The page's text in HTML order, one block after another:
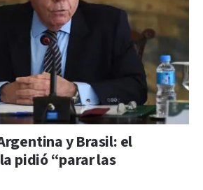
y Brasil: el
pidió “parar las